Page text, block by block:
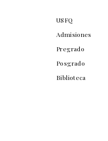
USFQ
Admisiones
Pregrado
Posgrado
Biblioteca